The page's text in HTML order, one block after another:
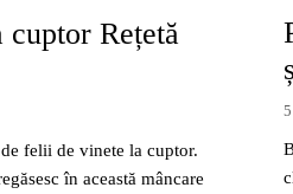
Rețetă
felii de vinete la cuptor.
în această mâncare